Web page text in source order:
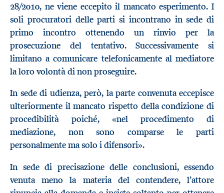
28/2010, ne viene eccepito il mancato esperimento. I
soli procuratori delle parti si incontrano in sede di
primo incontro ottenendo un rinvio per la
prosecuzione del tentativo. Successivamente si
limitano a comunicare telefonicamente al mediatore
la loro volontà di non proseguire.
In sede di udienza, però, la parte convenuta eccepisce
ulteriormente il mancato rispetto della condizione di
procedibilità poiché, «nel procedimento di
mediazione, non sono comparse le parti
personalmente ma solo i difensori».
In sede di precisazione delle conclusioni, essendo
venuta meno la materia del contendere, l’attore